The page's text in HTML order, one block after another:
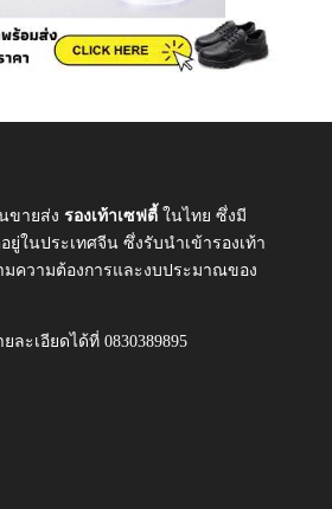
ขายส่ง รองเท้าเซฟตี้ ในไทย ซึ่งมี
ยู่ในประเทศจีน ซึ่งรับนำเข้ารองเท้า
ความต้องการและงบประมาณของ
ะเอียดได้ที่ 0830389895